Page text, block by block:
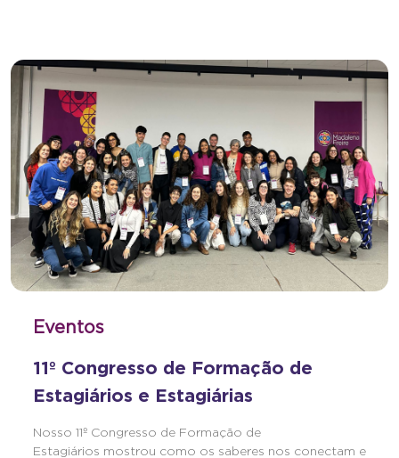
Eventos
11º Congresso de Formação de
Estagiários e Estagiárias
Nosso 11º Congresso de Formação de
Estagiários mostrou como os saberes nos conectam e